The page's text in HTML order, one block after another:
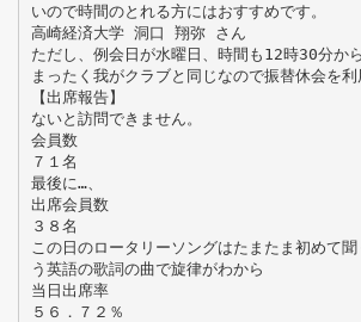
いので時間のとれる方にはおすすめです。
高崎経済大学 洞口 翔弥 さん
ただし、例会日が水曜日、時間も12時30分から
まったく我がクラブと同じなので振替休会を利
【出席報告】
ないと訪問できません。
会員数
７１名
最後に…、
出席会員数
３８名
この日のロータリーソングはたまたま初めて
う英語の歌詞の曲で旋律がわから
当日出席率
５６．７２％